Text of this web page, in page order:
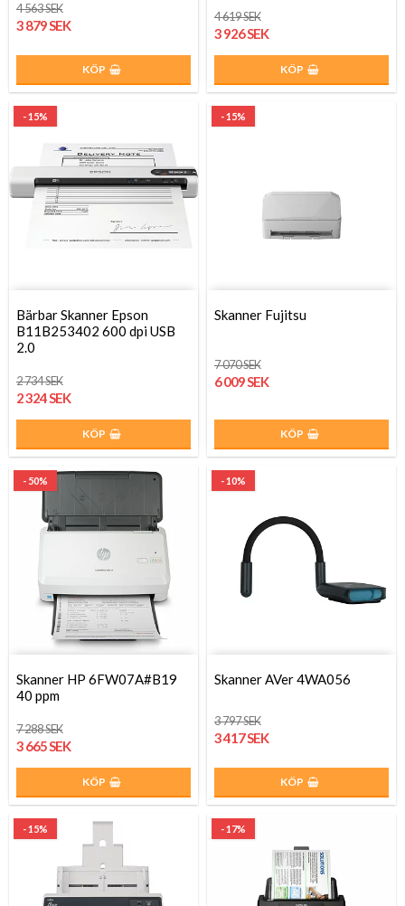
4 563 SEK
3 879 SEK
KÖP
4 619 SEK
3 926 SEK
KÖP
- 15%
Bärbar Skanner Epson
B11B253402 600 dpi USB
2.0
2 734 SEK
2 324 SEK
KÖP
- 15%
Skanner Fujitsu
7 070 SEK
6 009 SEK
KÖP
- 50%
Skanner HP 6FW07A#B19
40 ppm
7 288 SEK
3 665 SEK
KÖP
- 10%
Skanner AVer 4WA056
3 797 SEK
3 417 SEK
KÖP
- 15% - 17%